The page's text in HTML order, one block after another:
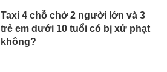
Taxi 4 chỗ chở 2 người lớn và 3
trẻ em dưới 10 tuổi có bị xử phạt
không?